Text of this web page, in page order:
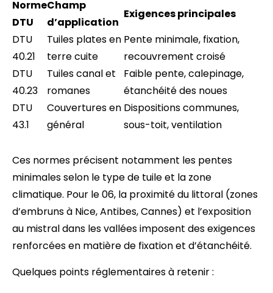
Norme
DTU
Champ
d’application
Exigences principales
DTU
40.21
Tuiles plates en
terre cuite
Pente minimale, fixation,
recouvrement croisé
DTU
40.23
Tuiles canal et
romanes
Faible pente, calepinage,
étanchéité des noues
DTU
43.1
Couvertures en
général
Dispositions communes,
sous-toit, ventilation
Ces normes précisent notamment les pentes
minimales selon le type de tuile et la zone
climatique. Pour le 06, la proximité du littoral (zones
d’embruns à Nice, Antibes, Cannes) et l’exposition
au mistral dans les vallées imposent des exigences
renforcées en matière de fixation et d’étanchéité.
Quelques points réglementaires à retenir :